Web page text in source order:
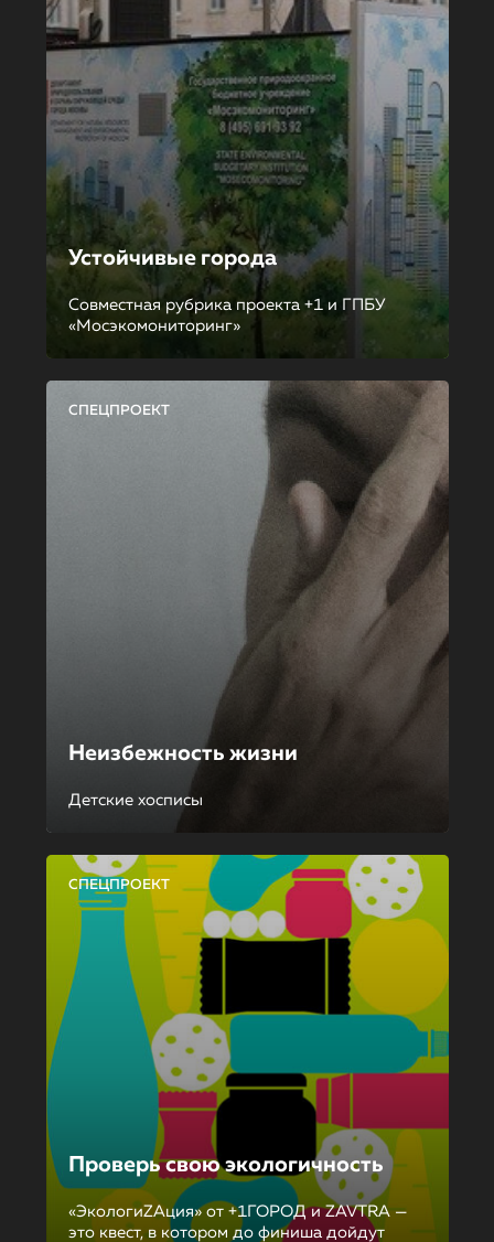
Устойчивые города
Совместная рубрика проекта +1 и ГПБУ
«Мосэкомониторинг»
СПЕЦПРОЕКТ
Неизбежность жизни
Детские хосписы
СПЕЦПРОЕКТ
Проверь свою экологичность
«ЭкологиZAция» от +1ГОРОД и ZAVTRA —
это квест, в котором до финиша дойдут